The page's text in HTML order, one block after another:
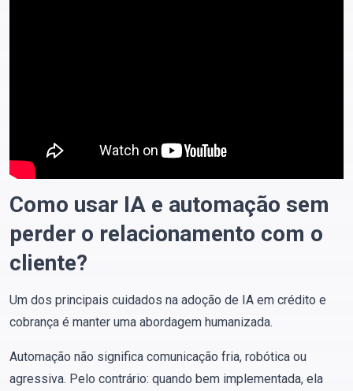
Como usar IA e automação sem
perder o relacionamento com o
cliente?
Um dos principais cuidados na adoção de IA em crédito e
cobrança é manter uma abordagem humanizada.
Automação não significa comunicação fria, robótica ou
agressiva. Pelo contrário: quando bem implementada, ela